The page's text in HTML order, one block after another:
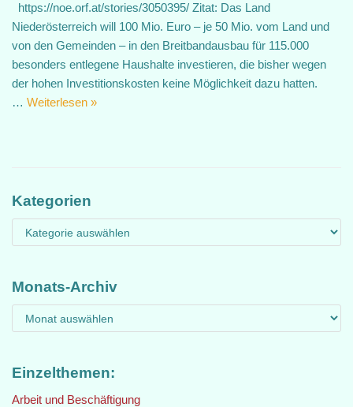
https://noe.orf.at/stories/3050395/ Zitat: Das Land
Niederösterreich will 100 Mio. Euro – je 50 Mio. vom Land und
von den Gemeinden – in den Breitbandausbau für 115.000
besonders entlegene Haushalte investieren, die bisher wegen
der hohen Investitionskosten keine Möglichkeit dazu hatten.
… Weiterlesen »
Kategorien
Monats-Archiv
Einzelthemen:
Arbeit und Beschäftigung